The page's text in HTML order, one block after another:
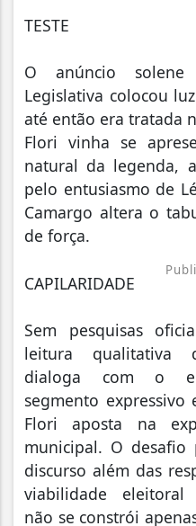
TESTE
O anúncio
Legislativa colocou
até então era tratada
Flori vinha se
natural da legenda,
pelo entusiasmo de
Camargo altera o
de força.
CAPILARIDADE
Sem pesquisas
leitura qualitativa
dialoga com o
segmento expressivo
Flori aposta na
municipal. O
discurso além das
viabilidade eleitoral
não se constrói